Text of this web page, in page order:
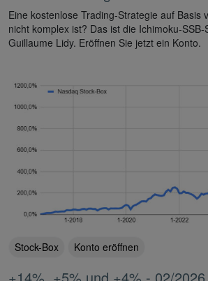
Eine kostenlose Trading-Strategie auf Basis
nicht komplex ist? Das ist die Ichimoku-
Guillaume Lidy. Eröffnen Sie jetzt ein Konto.
Stock-Box Konto eröffnen
+14%, +5% und +4% - 02/2026